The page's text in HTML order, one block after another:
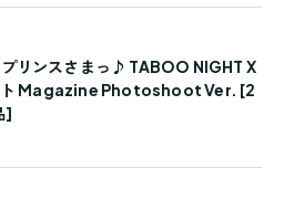
リンスさまっ♪ TABOO NIGHT X
ト Magazine Photoshoot Ver. [2
]